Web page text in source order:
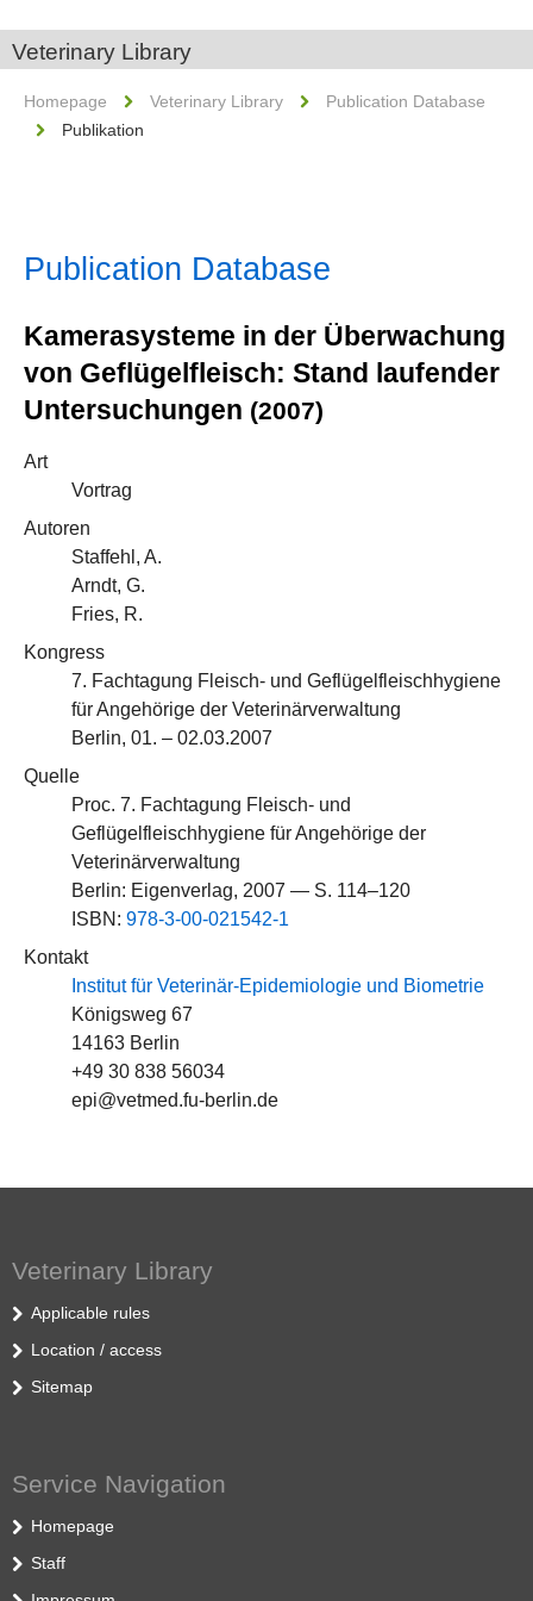
Veterinary Library
Homepage Veterinary Library
Publication Database
Publikation
Publication Database
Kamerasysteme in der Überwachung
von Geflügelfleisch: Stand laufender
Untersuchungen (2007)
Art
Vortrag
Autoren
Staffehl, A.
Arndt, G.
Fries, R.
Kongress
7. Fachtagung Fleisch- und Geflügelfleischhygiene
für Angehörige der Veterinärverwaltung
Berlin, 01. – 02.03.2007
Quelle
Proc. 7. Fachtagung Fleisch- und
Geflügelfleischhygiene für Angehörige der
Veterinärverwaltung
Berlin: Eigenverlag, 2007 — S. 114–120
ISBN: 978-3-00-021542-1
Kontakt
Institut für Veterinär-Epidemiologie und Biometrie
Königsweg 67
14163 Berlin
+49 30 838 56034
epi@vetmed.fu-berlin.de
Veterinary Library
Applicable rules
Location / access
Sitemap
Service Navigation
Homepage
Staff